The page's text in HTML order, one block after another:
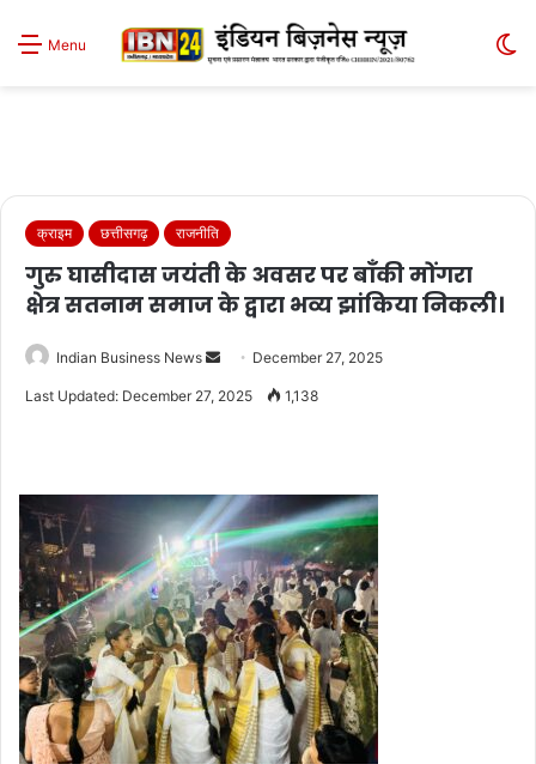
Menu
क्राइम छत्तीसगढ़ राजनीति
गुरु घासीदास जयंती के अवसर पर बाँकी मोंगरा
क्षेत्र सतनाम समाज के द्वारा भव्य झांकिया निकली।
Indian Business News
Send December 27, 2025
Last Updated: December 27, 2025 1,138